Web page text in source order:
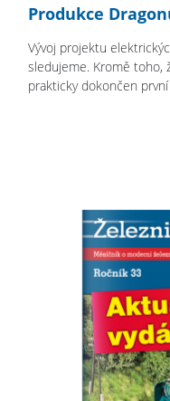
Produkce
Vývoj projektu
sledujeme. Kromě toho,
prakticky dokončen